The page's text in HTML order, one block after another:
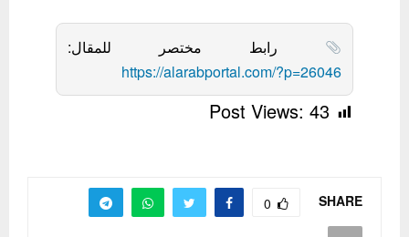
رابط مختصر للمقال:
https://alarabportal.com/?p=26046
Post Views: 43
SHARE
0